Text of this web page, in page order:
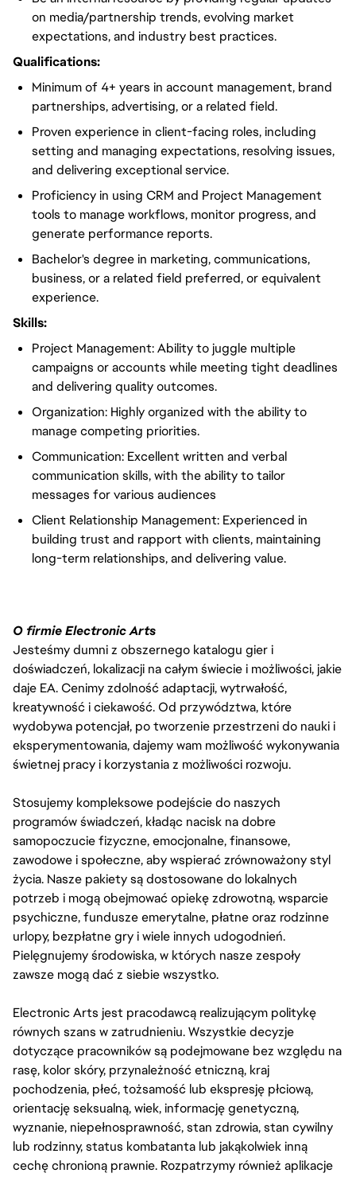
on media/partnership trends, evolving market
expectations, and industry best practices.
Qualifications:
Minimum of 4+ years in account management, brand
partnerships, advertising, or a related field.
Proven experience in client-facing roles, including
setting and managing expectations, resolving issues,
and delivering exceptional service.
Proficiency in using CRM and Project Management
tools to manage workflows, monitor progress, and
generate performance reports.
Bachelor's degree in marketing, communications,
business, or a related field preferred, or equivalent
experience.
Skills:
Project Management: Ability to juggle multiple
campaigns or accounts while meeting tight deadlines
and delivering quality outcomes.
Organization: Highly organized with the ability to
manage competing priorities.
Communication: Excellent written and verbal
communication skills, with the ability to tailor
messages for various audiences
Client Relationship Management: Experienced in
building trust and rapport with clients, maintaining
long-term relationships, and delivering value.
O firmie Electronic Arts
Jesteśmy dumni z obszernego katalogu gier i
doświadczeń, lokalizacji na całym świecie i możliwości, jakie
daje EA. Cenimy zdolność adaptacji, wytrwałość,
kreatywność i ciekawość. Od przywództwa, które
wydobywa potencjał, po tworzenie przestrzeni do nauki i
eksperymentowania, dajemy wam możliwość wykonywania
świetnej pracy i korzystania z możliwości rozwoju.
Stosujemy kompleksowe podejście do naszych
programów świadczeń, kładąc nacisk na dobre
samopoczucie fizyczne, emocjonalne, finansowe,
zawodowe i społeczne, aby wspierać zrównoważony styl
życia. Nasze pakiety są dostosowane do lokalnych
potrzeb i mogą obejmować opiekę zdrowotną, wsparcie
psychiczne, fundusze emerytalne, płatne oraz rodzinne
urlopy, bezpłatne gry i wiele innych udogodnień.
Pielęgnujemy środowiska, w których nasze zespoły
zawsze mogą dać z siebie wszystko.
Electronic Arts jest pracodawcą realizującym politykę
równych szans w zatrudnieniu. Wszystkie decyzje
dotyczące pracowników są podejmowane bez względu na
rasę, kolor skóry, przynależność etniczną, kraj
pochodzenia, płeć, tożsamość lub ekspresję płciową,
orientację seksualną, wiek, informację genetyczną,
wyznanie, niepełnosprawność, stan zdrowia, stan cywilny
lub rodzinny, status kombatanta lub jakąkolwiek inną
cechę chronioną prawnie. Rozpatrzymy również aplikacje